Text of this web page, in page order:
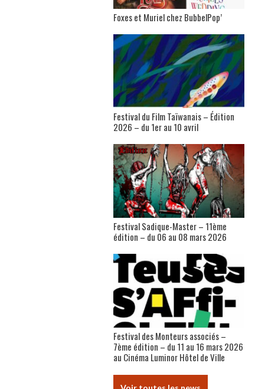
Foxes et Muriel chez BubbelPop’
Festival du Film Taïwanais – Édition
2026 – du 1er au 10 avril
Festival Sadique-Master – 11ème
édition – du 06 au 08 mars 2026
Festival des Monteurs associés –
7ème édition – du 11 au 16 mars 2026
au Cinéma Luminor Hôtel de Ville